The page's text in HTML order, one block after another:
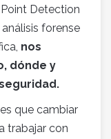
Detection
forense
nos
dónde y
que cambiar
trabajar con